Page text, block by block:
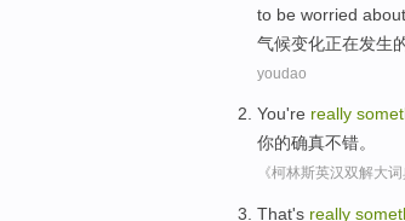
to be worried about
气候变化正在发生
youdao
You're really
你的确真不错。
《柯林斯英汉双解大词
That's really